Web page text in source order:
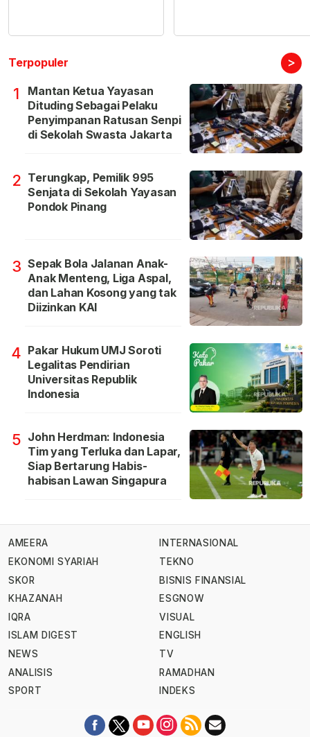
Terpopuler >
1
Mantan Ketua Yayasan
Dituding Sebagai Pelaku
Penyimpanan Ratusan Senpi
di Sekolah Swasta Jakarta
2 Terungkap, Pemilik 995
Senjata di Sekolah Yayasan
Pondok Pinang
3 Sepak Bola Jalanan Anak-
Anak Menteng, Liga Aspal,
dan Lahan Kosong yang tak
Diizinkan KAI
4 Pakar Hukum UMJ Soroti
Legalitas Pendirian
Universitas Republik
Indonesia
5 John Herdman: Indonesia
Tim yang Terluka dan Lapar,
Siap Bertarung Habis-
habisan Lawan Singapura
AMEERA
EKONOMI SYARIAH
SKOR
KHAZANAH
IQRA
ISLAM DIGEST
NEWS
ANALISIS
SPORT
INTERNASIONAL
TEKNO
BISNIS FINANSIAL
ESGNOW
VISUAL
ENGLISH
TV
RAMADHAN
INDEKS